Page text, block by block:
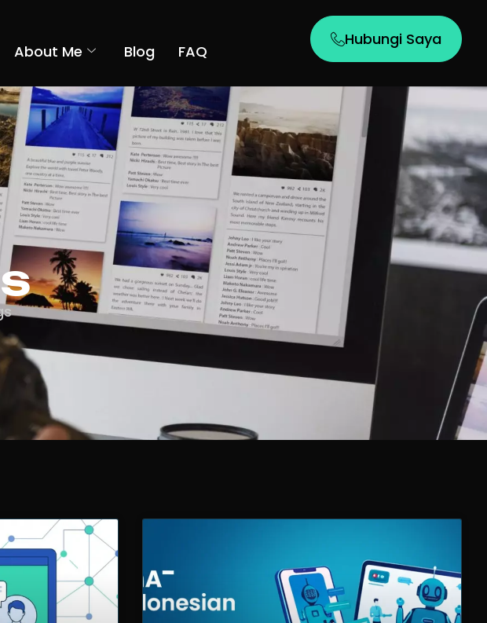
About Me Blog FAQ
Hubungi Saya